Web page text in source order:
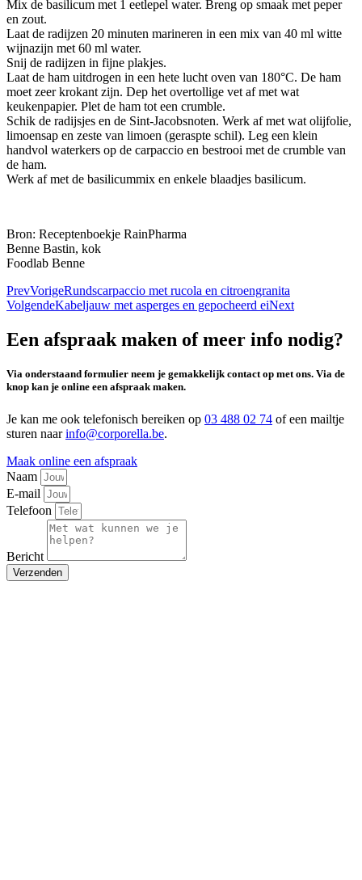
Mix de basilicum met 1 eetlepel water. Breng op smaak met peper
en zout.
Laat de radijzen 20 minuten marineren in een mix van 40 ml witte
wijnazijn met 60 ml water.
Snij de radijzen in fijne plakjes.
Laat de ham uitdrogen in een hete lucht oven van 180°C. De ham
moet zeer krokant zijn. Dep het overtollige vet af met wat
keukenpapier. Plet de ham tot een crumble.
Schik de radijsjes en de Sint-Jacobsnoten. Werk af met wat olijfolie,
limoensap en zeste van limoen (geraspte schil). Leg een klein
handvol waterkers op de carpaccio en bestrooi met de crumble van
de ham.
Werk af met de basilicummix en enkele blaadjes basilicum.
Bron: Receptenboekje RainPharma
Benne Bastin, kok
Foodlab Benne
PrevVorigeRundscarpaccio met rucola en citroengranita
VolgendeKabeljauw met asperges en gepocheerd eiNext
Een afspraak maken of meer info nodig?
Via onderstaand formulier neem je gemakkelijk contact op met ons. Via de
knop kan je online een afspraak maken.
Je kan me ook telefonisch bereiken op 03 488 02 74 of een mailtje
sturen naarinfo@corporella.be.
Maak online een afspraak
Naam
E-mail
Telefoon
Bericht
Verzenden